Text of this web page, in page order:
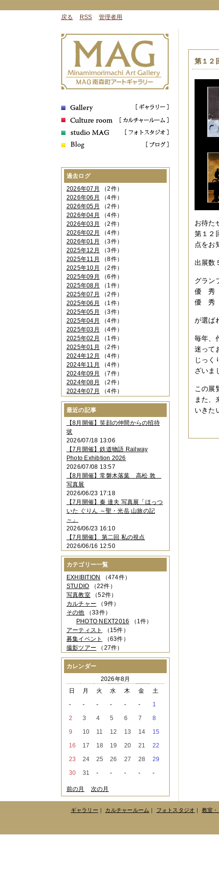
戻る RSS 管理者用
第１２
お待た
第１２
点をお
出展数
グラ
優
優 秀
が選ば
毎年、
迷って
じっく
ざいま
この展
また、
いきた
過去ログ
2026年07月
（2件）
2026年06月
（4件）
2026年05月
（2件）
2026年04月
（4件）
2026年03月
（2件）
2026年02月
（4件）
2026年01月
（3件）
2025年12月
（3件）
2025年11月
（8件）
2025年10月
（2件）
2025年09月
（6件）
2025年08月
（1件）
2025年07月
（2件）
2025年06月
（1件）
2025年05月
（3件）
2025年04月
（4件）
2025年03月
（4件）
2025年02月
（1件）
2025年01月
（2件）
2024年12月
（4件）
2024年11月
（4件）
2024年09月
（7件）
2024年08月
（2件）
2024年07月
（4件）
2024年06月（4件）
2024年04月
2024年03月（3件）
2024年02月（2件）
2023年12月
2023年11月 （4件）
2023年10月（3件）
2023年09月（4件）
2023年08月 （1件）
2023年06月（3件）
2023年05月
2023年04月 （2件）
2023年03月（5件）
2023年02月（3件）
2023年01月
2022年12月 （3件）
2022年11月（2件）
2022年10月（4件）
2022年09月（2件）
2022年08月
（3件）
2022年07月（3件）
2022年05月（4件）
2022年04月（2件）
2022年03月
（5件）
2022年02月（3件）
2022年01月（3件）
2021年12月（2件）
2021年11月（3件）
2021年10月
（1件）
2021年08月
2021年07月（1件）
（3件）
2021年05月（2件）
2021年02月 （1件）
2020年12月（3件）
2020年11月 （6件）
2020年09月（5件）
2020年08月
2020年06月（2件）
2020年04月（4件）
2020年03月（9件）
2020年02月（3件）
2020年01月（5件）
2019年12月（3件）
最近の記事
【8月開催】笑顔の仲間からの招待
状
2026/07/18 13:06
【7月開催】鉄道物語 Railway
Photo Exhibtion 2026
2026/07/08 13:57
【8月開催】常磐木落葉 高松 敦
写真展
2026/06/23 17:18
【7月開催】秦 達夫 写真展「ほっつ
いた ぐりん ～聖・光岳 山旅の記
～」
2026/06/23 16:10
【7月開催】 第二回 私の視点
2026/06/16 12:50
カテゴリー一覧
EXHIBITION （474件）
STUDIO （22件）
写真教室（52件）
カルチャー （9件）
その他 （33件）
PHOTO NEXT2016 （1件）
アーティスト
（15件）
募集イベント
（63件）
撮影ツアー （27件）
カレンダー
2026年8月
日
月 火 水 木 金
土
-
- - - - -
1
2
3 4 5 6 7
8
9
10 11 12 13 14
15
16
17 18 19 20 21
22
23
24 25 26 27 28
29
30
31 - - - - -
前の月 次の月
ギャラリー｜ カルチャールーム｜ フォトスタジオ｜ 教室